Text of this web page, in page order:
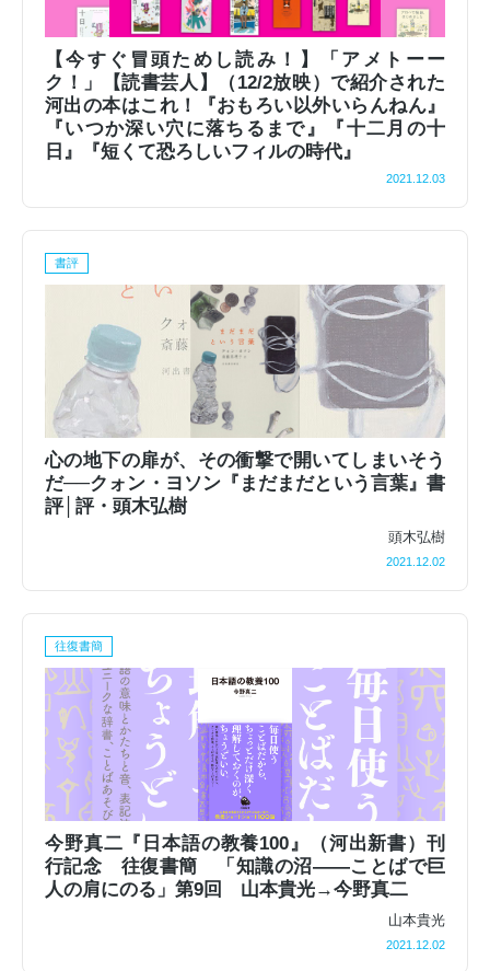
【今すぐ冒頭ためし読み！】「アメトーー
ク！」【読書芸人】（12/2放映）で紹介された
河出の本はこれ！『おもろい以外いらんねん』
『いつか深い穴に落ちるまで』『十二月の十
日』『短くて恐ろしいフィルの時代』
2021.12.03
書評
心の地下の扉が、その衝撃で開いてしまいそう
だ──クォン・ヨソン『まだまだという言葉』書
評│評・頭木弘樹
頭木弘樹
2021.12.02
往復書簡
今野真二『日本語の教養100』（河出新書）刊
行記念 往復書簡 「知識の沼――ことばで巨
人の肩にのる」第9回 山本貴光→今野真二
山本貴光
2021.12.02